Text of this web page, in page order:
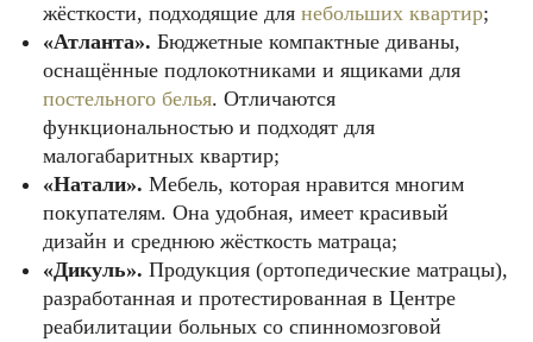
жёсткости, подходящие для небольших квартир;
«Атланта». Бюджетные компактные диваны,
оснащённые подлокотниками и ящиками для
постельного белья. Отличаются
функциональностью и подходят для
малогабаритных квартир;
«Натали». Мебель, которая нравится многим
покупателям. Она удобная, имеет красивый
дизайн и среднюю жёсткость матраца;
«Дикуль». Продукция (ортопедические матрацы),
разработанная и протестированная в Центре
реабилитации больных со спинномозговой